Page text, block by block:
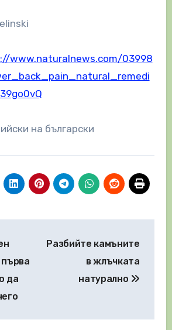
www.naturalnews.com/03998
на български
да
Разбийте камъните
в жлъчката
натурално